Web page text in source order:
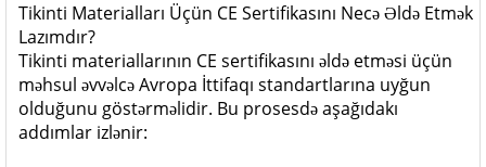
Tikinti Materialları Üçün CE Sertifikasını Necə Əldə Etmək
Lazımdır?
Tikinti materiallarının CE sertifikasını əldə etməsi üçün
məhsul əvvəlcə Avropa İttifaqı standartlarına uyğun
olduğunu göstərməlidir. Bu prosesdə aşağıdakı
addımlar izlənir: